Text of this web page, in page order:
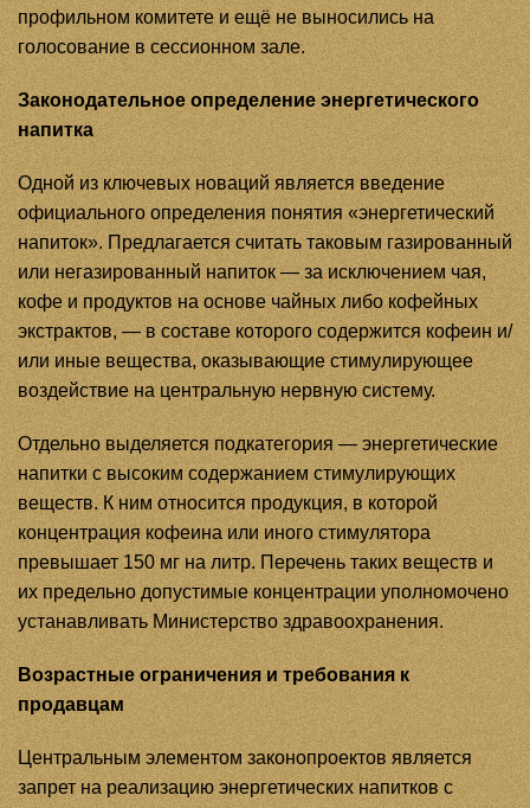
профильном комитете и ещё не выносились на
голосование в сессионном зале.
Законодательное определение энергетического
напитка
Одной из ключевых новаций является введение
официального определения понятия «энергетический
напиток». Предлагается считать таковым газированный
или негазированный напиток — за исключением чая,
кофе и продуктов на основе чайных либо кофейных
экстрактов, — в составе которого содержится кофеин и/
или иные вещества, оказывающие стимулирующее
воздействие на центральную нервную систему.
Отдельно выделяется подкатегория — энергетические
напитки с высоким содержанием стимулирующих
веществ. К ним относится продукция, в которой
концентрация кофеина или иного стимулятора
превышает 150 мг на литр. Перечень таких веществ и
их предельно допустимые концентрации уполномочено
устанавливать Министерство здравоохранения.
Возрастные ограничения и требования к
продавцам
Центральным элементом законопроектов является
запрет на реализацию энергетических напитков с